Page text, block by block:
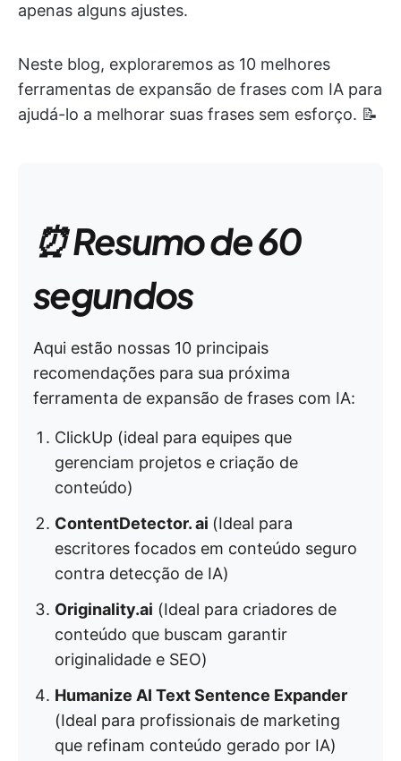
apenas alguns ajustes.
Neste blog, exploraremos as 10 melhores
ferramentas de expansão de frases com IA para
ajudá-lo a melhorar suas frases sem esforço. 📝
⏰ Resumo de 60
segundos
Aqui estão nossas 10 principais
recomendações para sua próxima
ferramenta de expansão de frases com IA:
ClickUp (ideal para equipes que
gerenciam projetos e criação de
conteúdo)
ContentDetector. ai (Ideal para
escritores focados em conteúdo seguro
contra detecção de IA)
Originality.ai (Ideal para criadores de
conteúdo que buscam garantir
originalidade e SEO)
Humanize AI Text Sentence Expander
(Ideal para profissionais de marketing
que refinam conteúdo gerado por IA)